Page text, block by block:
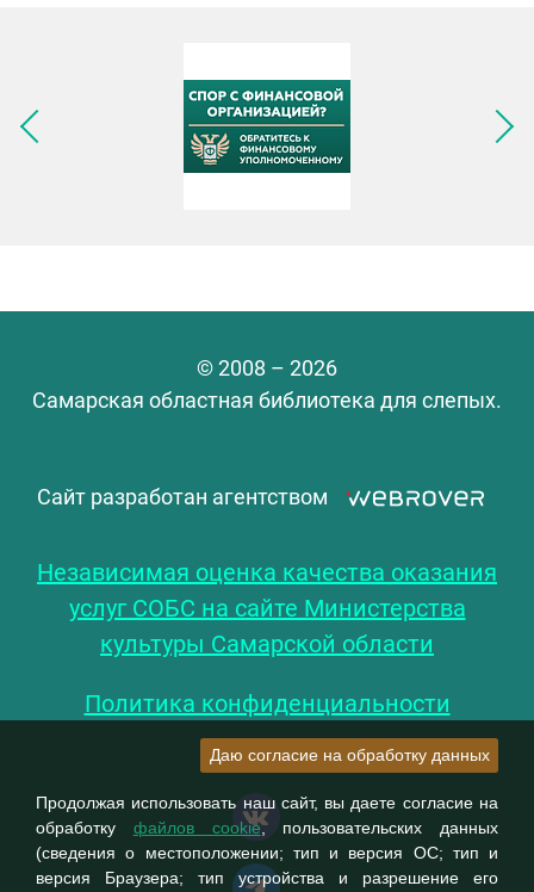
Следующее изображение
© 2008 – 2026
Самарская областная библиотека для слепых.
Сайт разработан агентством
Независимая оценка качества оказания
услуг СОБС на сайте Министерства
культуры Самарской области
Политика конфиденциальности
Даю согласие на обработку данных
Продолжая использовать наш сайт, вы даете согласие на
обработку файлов cookie, пользовательских данных
(сведения о местоположении; тип и версия ОС; тип и
версия Браузера; тип устройства и разрешение его